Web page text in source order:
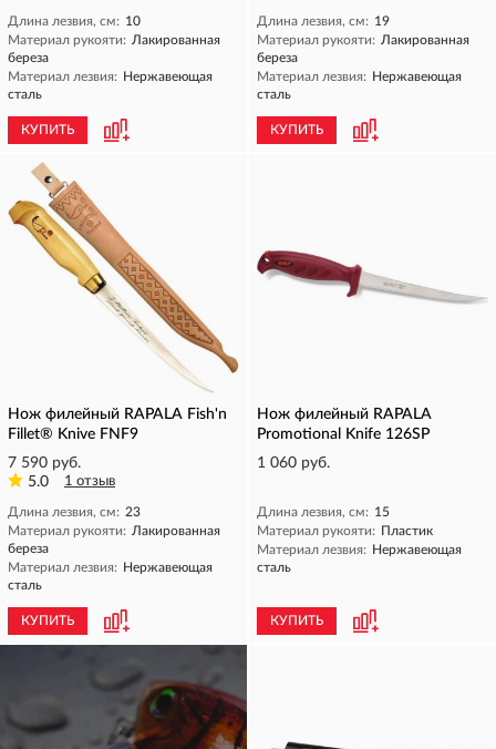
Длина лезвия, см: 10
Материал рукояти: Лакированная
береза
Материал лезвия: Нержавеющая
сталь
КУПИТЬ
Длина лезвия, см: 19
Материал рукояти: Лакированная
береза
Материал лезвия: Нержавеющая
сталь
КУПИТЬ
Нож филейный RAPALA Fish'n
Fillet® Knive FNF9
7 590 руб.
5.0
1 отзыв
Длина лезвия, см: 23
Материал рукояти: Лакированная
береза
Материал лезвия: Нержавеющая
сталь
КУПИТЬ
Нож филейный RAPALA
Promotional Knife 126SP
1 060 руб.
Длина лезвия, см: 15
Материал рукояти: Пластик
Материал лезвия: Нержавеющая
сталь
КУПИТЬ